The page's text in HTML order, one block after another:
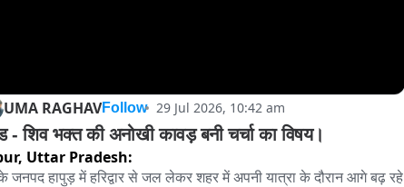
UMA RAGHAVFollow 29 Jul 2026, 10:42 am
- शिव भक्त की अनोखी कावड़ बनी चर्चा का विषय।
Uttar Pradesh:
जनपद हापुड़ में हरिद्वार से जल लेकर शहर में अपनी यात्रा के दौरान आगे बढ़ रहे